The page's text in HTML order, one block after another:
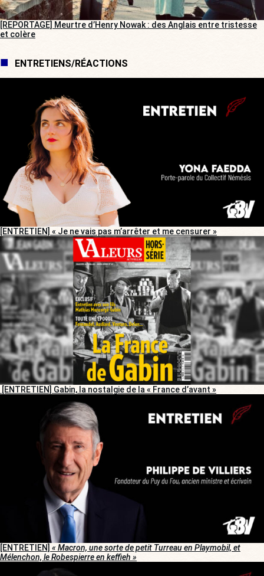
[REPORTAGE] Meurtre d’Henry Nowak : des Anglais entre tristesse
et colère
ENTRETIENS/RÉACTIONS
[ENTRETIEN] « Je ne vais pas m’arrêter et me censurer »
[ENTRETIEN] Gabin, la nostalgie de la « France d’avant »
[ENTRETIEN] « Macron, une sorte de petit Turreau en Playmobil, et
Mélenchon, le Robespierre en keffieh »